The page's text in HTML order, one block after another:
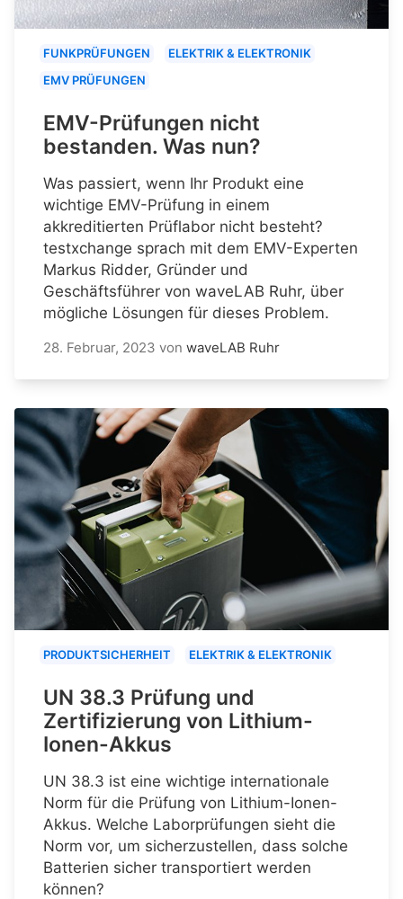
FUNKPRÜFUNGEN
ELEKTRIK & ELEKTRONIK
EMV PRÜFUNGEN
EMV-Prüfungen nicht
bestanden. Was nun?
Was passiert, wenn Ihr Produkt eine
wichtige EMV-Prüfung in einem
akkreditierten Prüflabor nicht besteht?
testxchange sprach mit dem EMV-Experten
Markus Ridder, Gründer und
Geschäftsführer von waveLAB Ruhr, über
mögliche Lösungen für dieses Problem.
28. Februar, 2023 von waveLAB Ruhr
PRODUKTSICHERHEIT ELEKTRIK & ELEKTRONIK
UN 38.3 Prüfung und
Zertifizierung von Lithium-
Ionen-Akkus
UN 38.3 ist eine wichtige internationale
Norm für die Prüfung von Lithium-Ionen-
Akkus. Welche Laborprüfungen sieht die
Norm vor, um sicherzustellen, dass solche
Batterien sicher transportiert werden
können?